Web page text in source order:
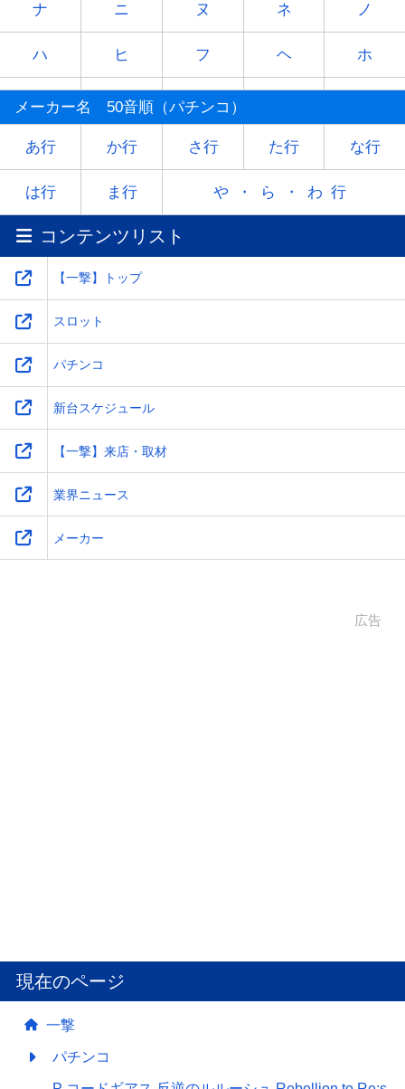
ナ ニ ヌ ネ ノ
ハ ヒ フ ヘ ホ
マ ミ ム
ヤ - ユ - ヨ
ラ リ レ
ワ -
メーカー名 50音順（パチンコ）
あ行 か行 さ行 た行 な行
は行 ま行 や・ら・わ行
コンテンツリスト
【一撃】トップ
スロット
パチンコ
新台スケジュール
【一撃】来店・取材
業界ニュース
メーカー
広告
現在のページ
一撃
パチンコ